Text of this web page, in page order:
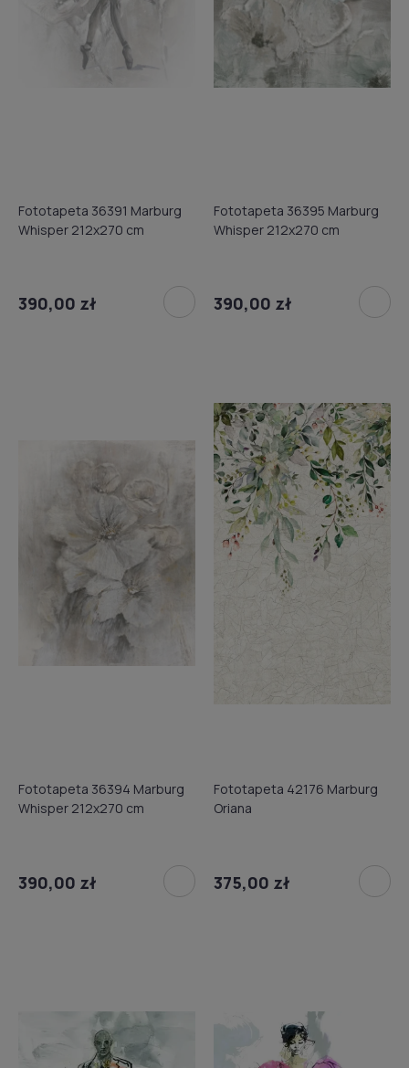
Fototapeta 36391 Marburg
Whisper 212x270 cm
390,00 zł
Fototapeta 36395 Marburg
Whisper 212x270 cm
390,00 zł
Fototapeta 36394 Marburg
Whisper 212x270 cm
390,00 zł
Fototapeta 42176 Marburg
Oriana
375,00 zł